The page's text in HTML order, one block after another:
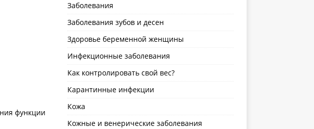
функции
Заболевания
Заболевания зубов и десен
Здоровье беременной женщины
Инфекционные заболевания
Как контролировать свой вес?
Карантинные инфекции
Кожа
Кожные и венерические заболевания